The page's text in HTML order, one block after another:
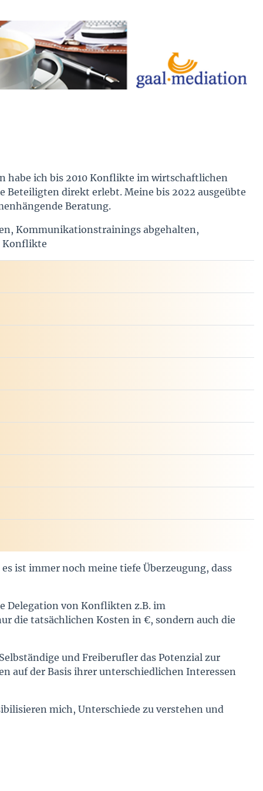
habe ich bis 2010 Konflikte im wirtschaftlichen
direkt erlebt. Meine bis 2022 ausgeübte
Beratung.
Kommunikationstrainings abgehalten,
Konflikte
ist immer noch meine tiefe Überzeugung, dass
Delegation von Konflikten z.B. im
die tatsächlichen Kosten in €, sondern auch die
und Freiberufler das Potenzial zur
auf der Basis ihrer unterschiedlichen Interessen
mich, Unterschiede zu verstehen und